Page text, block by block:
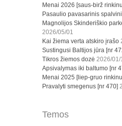
Menai 2026 [saus-birž
Pasaulio pavasarinis
Magnolijos Skinderiškio
2026/05/01
Kai žiema verta atskiro įrašo
Sustingusi Baltijos jūra [nr
Tikros žiemos dozė 2026/01/
Apsivalymas iki baltumo [nr
Menai 2025 [liep-gruo
Pravalyti smegenus [nr 470]
Temos